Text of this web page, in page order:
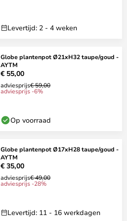
Levertijd: 2 - 4 weken
Globe plantenpot Ø21xH32 taupe/goud -
AYTM
€ 55,00
adviesprijs€ 59,00
adviesprijs -6%
Op voorraad
Globe plantenpot Ø17xH28 taupe/goud -
AYTM
€ 35,00
adviesprijs€ 49,00
adviesprijs -28%
Levertijd: 11 - 16 werkdagen